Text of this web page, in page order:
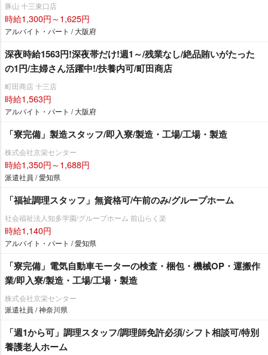
豚山 十三東口店
時給1,300円～1,625円
アルバイト・パート / 大阪府
深夜時給1563円!深夜帯だけ!週1～/残業なし/絶品賄いがたった
の1円/主婦さん活躍中!/扶養内可/町田商店
町田商店 十三店
時給1,563円
アルバイト・パート / 大阪府
「寮完備」製造スタッフ/即入寮/製造・工場/工場・製造
株式会社京栄センター
時給1,350円～1,688円
派遣社員 / 愛知県
「福祉調理スタッフ」無資格可/午前のみ/グループホーム
社会福祉法人知多学園/グループホーム 前山らく楽
時給1,140円
アルバイト・パート / 愛知県
「寮完備」電気自動車モーターの検査・梱包・機械OP・運搬作
業/即入寮/製造・工場/工場・製造
株式会社京栄センター
派遣社員 / 神奈川県
「週1から可」調理スタッフ/調理師免許必須/シフト相談可/特別
養護老人ホーム